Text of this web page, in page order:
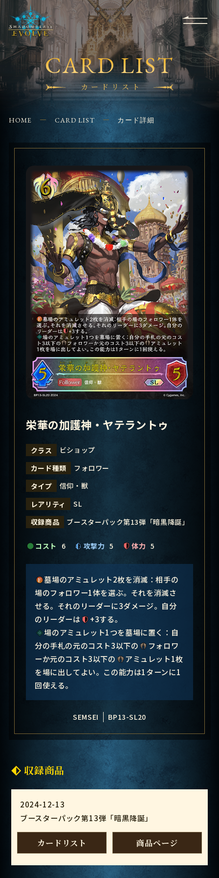
Q&A
EVENT SHOPS
FOR
BEGINNERS
APPLICATION
CONTACT
CARD LIST
カードリスト
HOME CARD LIST カード詳細
栄華の加護神・ヤテラントゥ
クラス
ビショップ
カード種類
フォロワー
タイプ
信仰・獣
レアリティ
SL
収録商品
ブースターパック第13弾「暗黒降誕」
コスト 6 攻撃力 5 体力 5
墓場のアミュレット2枚を消滅：相手の
場のフォロワー1体を選ぶ。それを消滅さ
せる。それのリーダーに3ダメージ。自分
のリーダーは
+3する。
場のアミュレット1つを墓場に置く：自
分の手札の元のコスト3以下の
フォロワ
ーか元のコスト3以下の
アミュレット1枚
を場に出してよい。この能力は1ターンに1
回使える。
SEMSEI BP13-SL20
収録商品
2024-12-13
ブースターパック第13弾「暗黒降誕」
カードリスト 商品ページ